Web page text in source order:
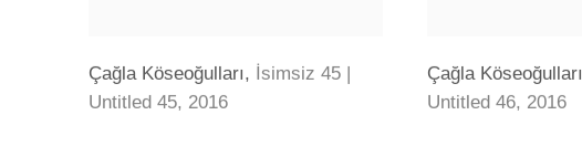
Çağla Köseoğulları, İsimsiz 45 |
Untitled 45, 2016
Çağla Köseoğulları
Untitled 46, 2016